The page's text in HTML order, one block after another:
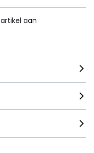
aan
aan